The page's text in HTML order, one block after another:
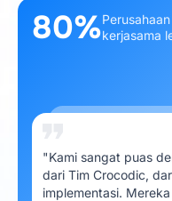
80%kerjasama
"Kami sangat puas
dari Tim Crocodic,
implementasi.